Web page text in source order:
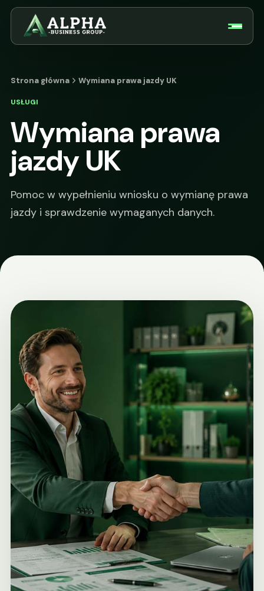
Strona główna Wymiana prawa jazdy UK
USŁUGI
Wymiana prawa
jazdy UK
Pomoc w wypełnieniu wniosku o wymianę prawa
jazdy i sprawdzenie wymaganych danych.